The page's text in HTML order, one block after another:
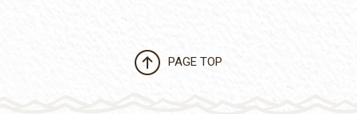
PAGE TOP